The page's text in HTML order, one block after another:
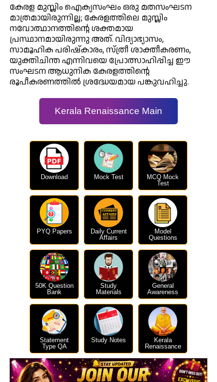
കേരള മുസ്ലിം ഐക്യസംഘം ഒരു മതസംഘടന
മാത്രമായിരുന്നില്ല; കേരളത്തിലെ മുസ്ലിം
നവോത്ഥാനത്തിന്റെ ശക്തമായ
പ്രസ്ഥാനമായിരുന്നു അത്. വിദ്യാഭ്യാസം,
സാമൂഹിക പരിഷ്കാരം, സ്ത്രീ ശാക്തീകരണം,
യുക്തിചിന്ത എന്നിവയെ പ്രോത്സാഹിപ്പിച്ച ഈ
സംഘടന ആധുനിക കേരളത്തിന്റെ
രൂപീകരണത്തിൽ ശ്രദ്ധേയമായ പങ്കുവഹിച്ചു.
Kerala Renaissance Main
Download Mock Test
MCQ Mock
Test
PYQ Papers
Daily Current
Affairs
Model
Questions
50K Question
Bank
Study
Materials
General
Awareness
Statement
Type QA
Study Notes
Kerala
Renaissance